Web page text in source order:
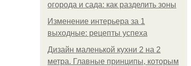
огорода и сада: как разделить зоны
Изменение интерьера за 1
выходные: рецепты успеха
Дизайн маленькой кухни 2 на 2
метра. Главные принципы, которым